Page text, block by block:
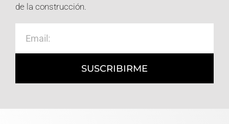
de la construcción.
SUSCRIBIRME